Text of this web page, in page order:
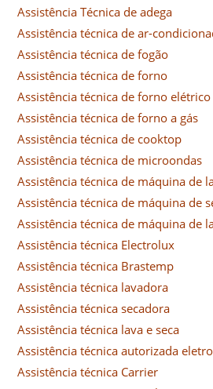
Assistência Técnica de adega
Assistência técnica de ar-
Assistência técnica de fogão
Assistência técnica de forno
Assistência técnica de forno elétrico
Assistência técnica de forno a gás
Assistência técnica de cooktop
Assistência técnica de microondas
Assistência técnica de máquina de
Assistência técnica de máquina de
Assistência técnica de máquina de
Assistência técnica Electrolux
Assistência técnica Brastemp
Assistência técnica lavadora
Assistência técnica secadora
Assistência técnica lava e seca
Assistência técnica autorizada
Assistência técnica Carrier